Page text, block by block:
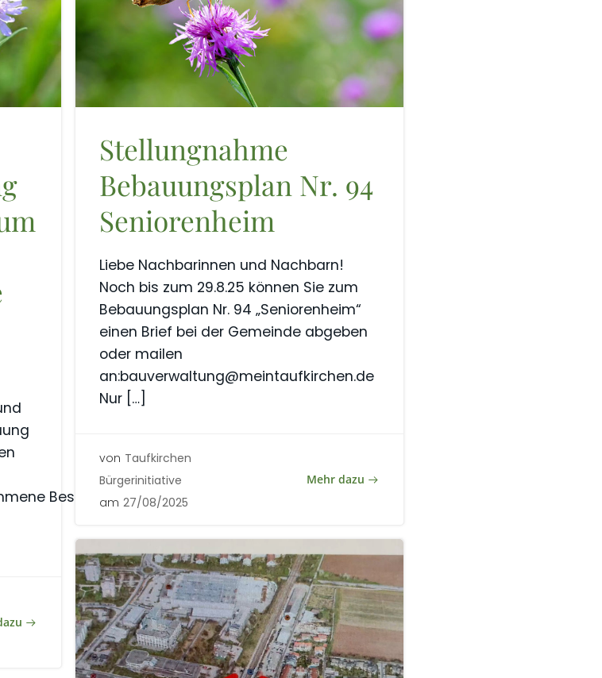
Beschluss aus
Stellungnahme
Bebauungsplan Nr. 94
Seniorenheim
Liebe Nachbarinnen und Nachbarn!
Noch bis zum 29.8.25 können Sie zum
Bebauungsplan Nr. 94 „Seniorenheim“
einen Brief bei der Gemeinde abgeben
oder mailen
an:bauverwaltung@meintaufkirchen.de
Nur […]
von Taufkirchen
Bürgerinitiative
am 27/08/2025
Mehr dazu